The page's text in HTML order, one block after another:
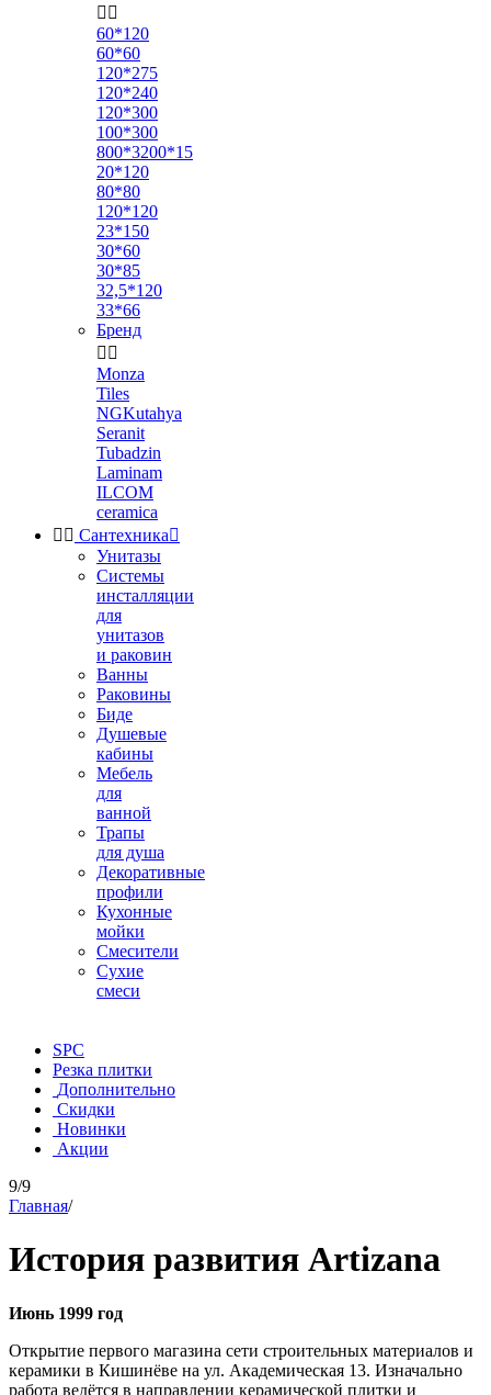
 
60*120
60*60
120*275
120*240
120*300
100*300
800*3200*15
20*120
80*80
120*120
23*150
30*60
30*85
32,5*120
33*66
Бренд
 
Monza
Tiles
NGKutahya
Seranit
Tubadzin
Laminam
ILCOM
ceramica
  Сантехника
Унитазы
Системы
инсталляции
для
унитазов
и раковин
Ванны
Раковины
Биде
Душевые
кабины
Мебель
для
ванной
Трапы
для душа
Декоративные
профили
Кухонные
мойки
Смесители
Сухие
смеси
SPC
Резка плитки
Дополнительно
Скидки
Новинки
Акции
9/9
Главная/
История развития Artizana
Июнь 1999 год
Открытие первого магазина сети строительных материалов и
керамики в Кишинёве на ул. Академическая 13. Изначально
работа ведётся в направлении керамической плитки и